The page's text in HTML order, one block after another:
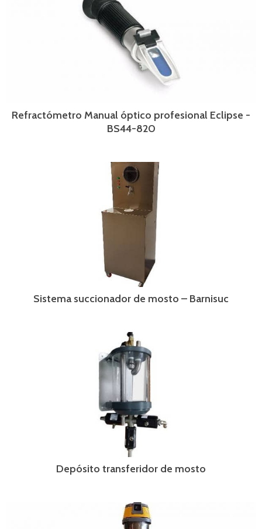
Refractómetro Manual óptico profesional Eclipse -
BS44-820
Sistema succionador de mosto – Barnisuc
Depósito transferidor de mosto